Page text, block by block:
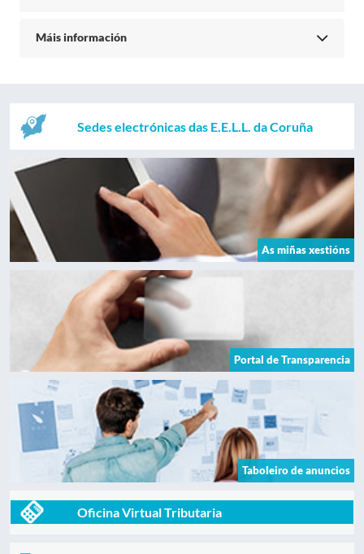
Máis información
Sedes electrónicas das E.E.L.L. da Coruña
As miñas xestións
Portal de Transparencia
Taboleiro de anuncios
Oficina Virtual Tributaria